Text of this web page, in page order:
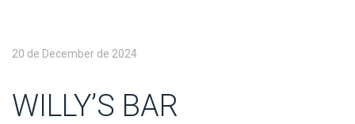
20 de December de 2024
WILLY’S BAR